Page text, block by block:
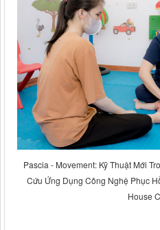
Pascia - Movement: Kỹ Thuật Mới
Cứu Ứng Dụng Công Nghệ Phục
House